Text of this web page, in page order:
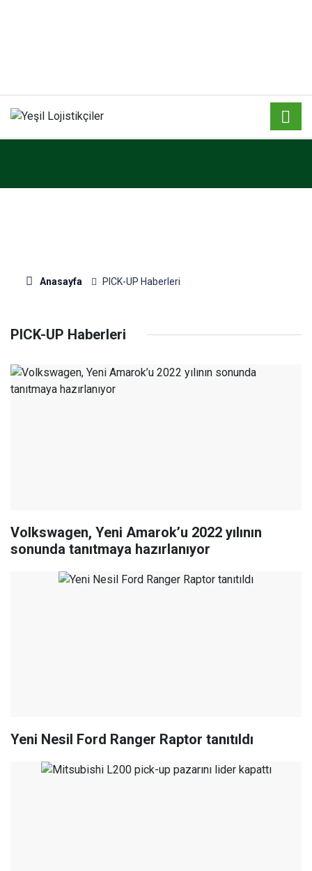
Anasayfa PICK-UP Haberleri
PICK-UP Haberleri
Volkswagen, Yeni Amarok’u 2022 yılının
sonunda tanıtmaya hazırlanıyor
Yeni Nesil Ford Ranger Raptor tanıtıldı